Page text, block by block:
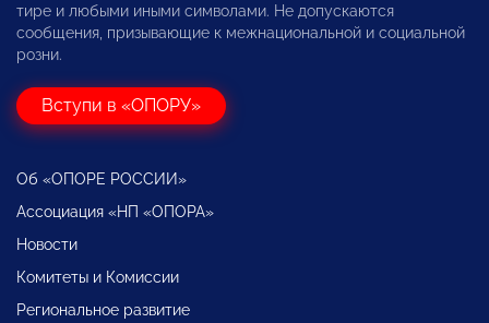
тире и любыми иными символами. Не допускаются
сообщения, призывающие к межнациональной и социальной
розни.
Вступи в «ОПОРУ»
Об «ОПОРЕ РОССИИ»
Ассоциация «НП «ОПОРА»
Новости
Комитеты и Комиссии
Региональное развитие